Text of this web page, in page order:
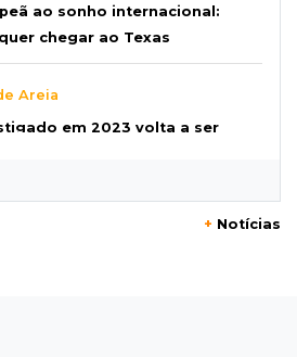
ao sonho internacional:
chegar ao Texas
Areia
em 2023 volta a ser
cenário extremo
+ Notícias